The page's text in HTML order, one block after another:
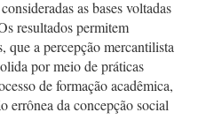
as bases voltadas
resultados permitem
que a percepção mercantilista
por meio de práticas
de formação acadêmica,
errônea da concepção social